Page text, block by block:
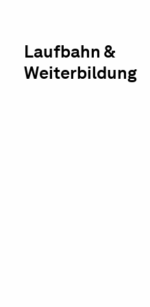
Laufbahn &
Weiterbildung